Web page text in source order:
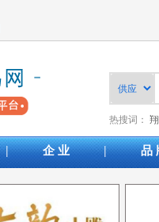
热搜词：
| 企 业 | 品